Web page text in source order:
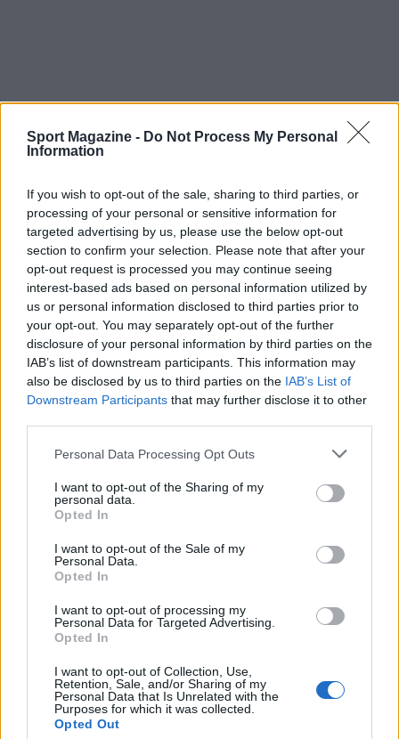
Sport Magazine - Do Not Process My Personal
Information
If you wish to opt-out of the sale, sharing to third parties, or
processing of your personal or sensitive information for
targeted advertising by us, please use the below opt-out
section to confirm your selection. Please note that after your
opt-out request is processed you may continue seeing
interest-based ads based on personal information utilized by
us or personal information disclosed to third parties prior to
your opt-out. You may separately opt-out of the further
disclosure of your personal information by third parties on the
IAB’s list of downstream participants. This information may
also be disclosed by us to third parties on the IAB’s List of
Downstream Participants that may further disclose it to other
Please note that this website/app uses one or more Google
not limited to your visit or usage behaviour. You may click to
grant or deny consent to Google and its third-party tags to
use your data for below specified purposes in below Google
consent section.
Personal Data Processing Opt Outs
I want to opt-out of the Sharing of my
personal data.
Opted In
I want to opt-out of the Sale of my
Personal Data.
Opted In
I want to opt-out of processing my
Personal Data for Targeted Advertising.
Opted In
I want to opt-out of Collection, Use,
Retention, Sale, and/or Sharing of my
Personal Data that Is Unrelated with the
Purposes for which it was collected.
Opted Out
Continua a leggere
ALTRI SPORT
Francesca Lombardi · 7 Ago 2026
ALTRI SPORT